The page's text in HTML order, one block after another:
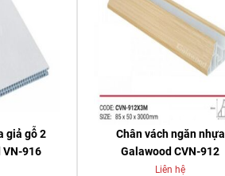
giả gỗ 2
VN-916
Chân vách ngăn nhựa
Galawood CVN-912
Liên hệ